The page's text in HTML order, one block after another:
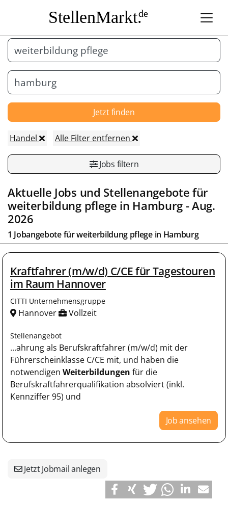
StellenMarkt.de
Jetzt finden
Handel Alle Filter entfernen
Jobs filtern
Aktuelle Jobs und Stellenangebote für
weiterbildung pflege in Hamburg- Aug.
2026
1 Jobangebote für weiterbildung pflege in Hamburg
Kraftfahrer (m/w/d) C/CE für Tagestouren
im Raum Hannover
CITTI Unternehmensgruppe
Hannover Vollzeit
Stellenangebot
...ahrung als Berufskraftfahrer (m/w/d) mit der
Führerscheinklasse C/CE mit, und haben die
notwendigen Weiterbildungen für die
Berufskraftfahrerqualifikation absolviert (inkl.
Kennziffer 95) und
Job ansehen
Jetzt Jobmail anlegen